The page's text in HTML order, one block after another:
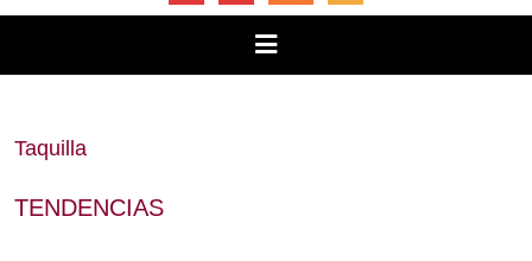
Taquilla
TENDENCIAS